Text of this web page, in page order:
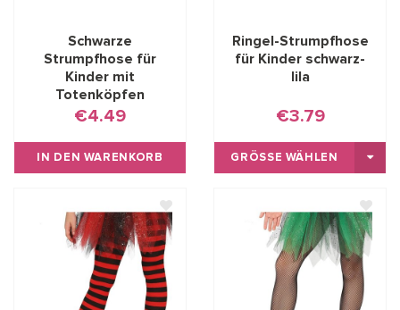
Schwarze
Strumpfhose für
Kinder mit
Totenköpfen
€4.49
IN DEN WARENKORB
Ringel-Strumpfhose
für Kinder schwarz-
lila
€3.79
GRÖSSE WÄHLEN